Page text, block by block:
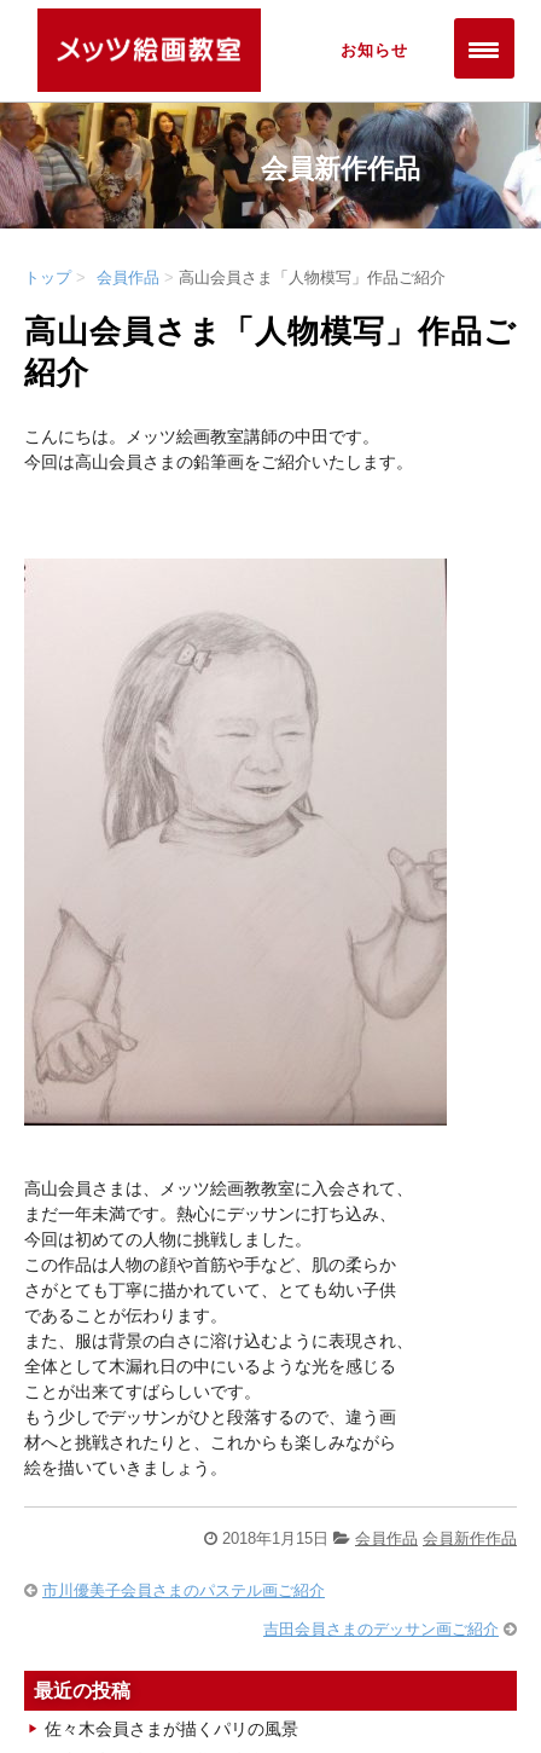
お知らせ
会員新作作品
トップ 会員作品 高山会員さま「人物模写」作品ご紹介
高山会員さま「人物模写」作品ご
紹介
こんにちは。メッツ絵画教室講師の中田です。
今回は高山会員さまの鉛筆画をご紹介いたします。
高山会員さまは、メッツ絵画教教室に入会されて、
まだ一年未満です。熱心にデッサンに打ち込み、
今回は初めての人物に挑戦しました。
この作品は人物の顔や首筋や手など、肌の柔らか
さがとても丁寧に描かれていて、とても幼い子供
であることが伝わります。
また、服は背景の白さに溶け込むように表現され、
全体として木漏れ日の中にいるような光を感じる
ことが出来てすばらしいです。
もう少しでデッサンがひと段落するので、違う画
材へと挑戦されたりと、これからも楽しみながら
絵を描いていきましょう。
2018年1月15日 会員作品 会員新作作品
市川優美子会員さまのパステル画ご紹介
吉田会員さまのデッサン画ご紹介
最近の投稿
佐々木会員さまが描くパリの風景